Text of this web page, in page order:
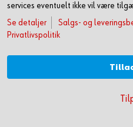
services eventuelt ikke vil være
Se detaljer
Salgs- og
Privatlivspolitik
OPRET DIG OG FÅ ADGANG TIL